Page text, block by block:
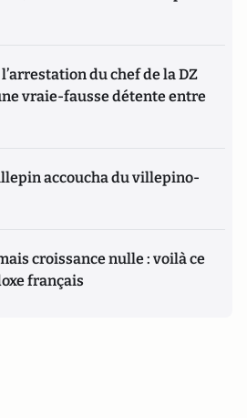
du chef de la DZ
vraie-fausse détente entre
accoucha du villepino-
croissance nulle : voilà ce
français